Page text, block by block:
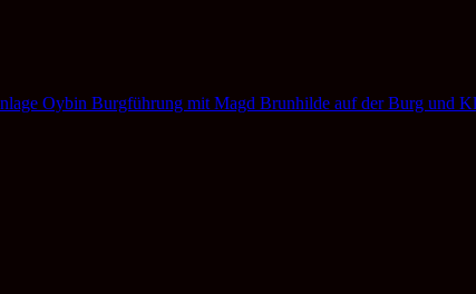
Burgführung mit Magd Brunhilde auf der Burg und